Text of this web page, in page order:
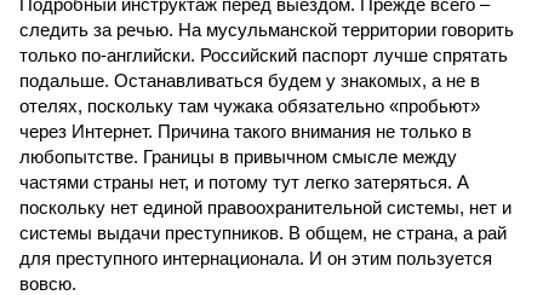
Подробный инструктаж перед выездом. Прежде всего –
следить за речью. На мусульманской территории говорить
только по-английски. Российский паспорт лучше спрятать
подальше. Останавливаться будем у знакомых, а не в
отелях, поскольку там чужака обязательно «пробьют»
через Интернет. Причина такого внимания не только в
любопытстве. Границы в привычном смысле между
частями страны нет, и потому тут легко затеряться. А
поскольку нет единой правоохранительной системы, нет и
системы выдачи преступников. В общем, не страна, а рай
для преступного интернационала. И он этим пользуется
вовсю.